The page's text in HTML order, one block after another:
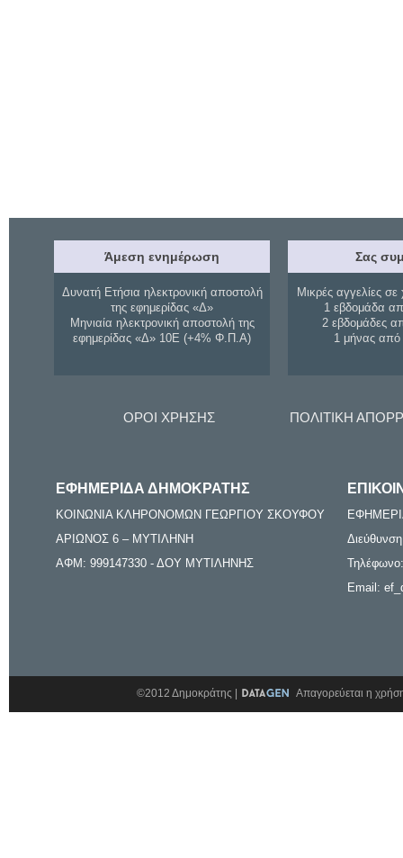
Άμεση ενημέρωση
Δυνατή Ετήσια ηλεκτρονική αποστολή
της εφημερίδας «Δ»
Μηνιαία ηλεκτρονική αποστολή της
εφημερίδας «Δ» 10Ε (+4% Φ.Π.Α)
Σας
Μικρές αγγελίες σε
1 εβδομάδα
2 εβδομάδες
1 μήνας
ΟΡΟΙ ΧΡΗΣΗΣ ΠΟΛΙΤΙΚΗ
ΕΦΗΜΕΡΙΔΑ ΔΗΜΟΚΡΑΤΗΣ
ΚΟΙΝΩΝΙΑ ΚΛΗΡΟΝΟΜΩΝ ΓΕΩΡΓΙΟΥ ΣΚΟΥΦΟΥ
ΑΡΙΩΝΟΣ 6 – ΜΥΤΙΛΗΝΗ
ΑΦΜ: 999147330 - ΔΟΥ ΜΥΤΙΛΗΝΗΣ
Email:
©2012 Δημοκράτης | Απαγορεύεται η